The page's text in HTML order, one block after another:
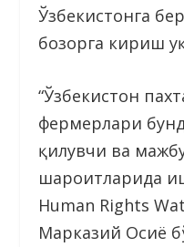
Ўзбекистонга
бозорга кириш
“Ўзбекистон
фермерлари
қилувчи ва
шароитларида
Human Rights
Марказий Осиё